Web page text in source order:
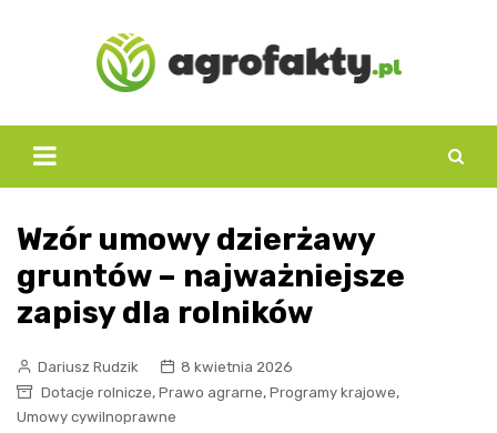
Wzór umowy dzierżawy
gruntów – najważniejsze
zapisy dla rolników
Dariusz Rudzik
8 kwietnia 2026
Dotacje rolnicze, Prawo agrarne, Programy krajowe,
Umowy cywilnoprawne